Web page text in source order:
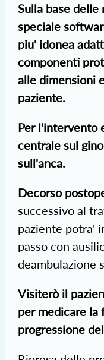
Sulla base
speciale
piu' idonea
componenti
alle dimensioni
paziente.
Per l'intervento
centrale sul
sull'anca.
Decorso
successivo al
paziente potra'
passo con
deambulazione
Visiterò il
per medicare la
progressione